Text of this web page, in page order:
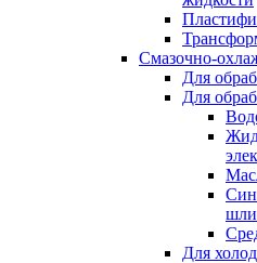
Смазочно-
Для
Для
Для